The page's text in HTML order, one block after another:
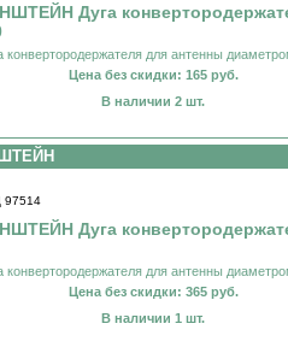
Дуга
конвертородержателя для антенны
Цена без скидки: 165 руб.
В наличии 2 шт.
97514
Дуга
конвертородержателя для антенны
Цена без скидки: 365 руб.
В наличии 1 шт.